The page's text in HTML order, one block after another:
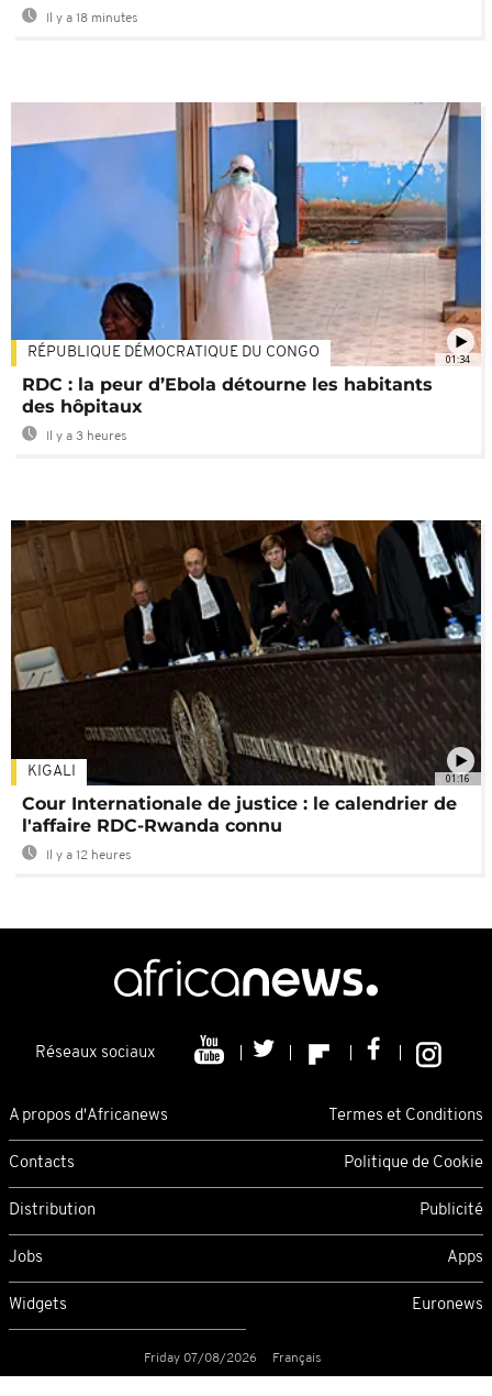
Il y a 18 minutes
01:34
RÉPUBLIQUE DÉMOCRATIQUE DU CONGO
RDC : la peur d’Ebola détourne les habitants
des hôpitaux
Il y a 3 heures
01:16
KIGALI
Cour Internationale de justice : le calendrier de
l'affaire RDC-Rwanda connu
Il y a 12 heures
Réseaux sociaux
A propos d'Africanews Termes et Conditions
Contacts Politique de Cookie
Distribution Publicité
Jobs Apps
Widgets Euronews
Friday 07/08/2026